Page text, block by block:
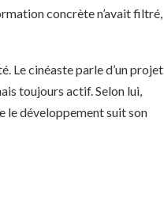
concrète n’avait filtré,
Le cinéaste parle d’un projet
toujours actif. Selon lui,
le développement suit son